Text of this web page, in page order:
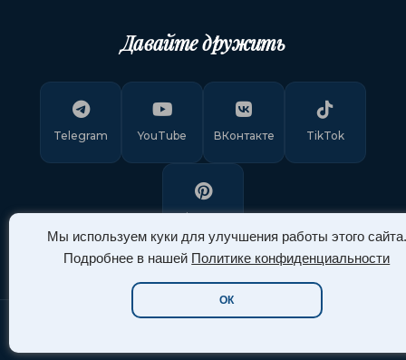
Мы используем куки для улучшения работы этого сайта.
Подробнее в нашей Политике конфиденциальности
ОК
Давайте дружить
Telegram YouTube ВКонтакте TikTok
Pinterest